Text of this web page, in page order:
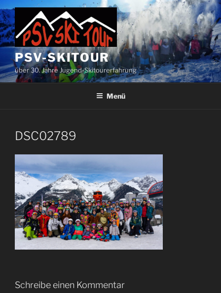
Zum
Inhalt
springen
PSV-SKITOUR
über 30. Jahre Jugend-Skitourerfahrung
Menü
DSC02789
Schreibe einen Kommentar